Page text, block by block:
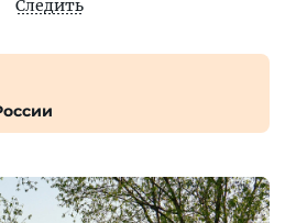
Следить